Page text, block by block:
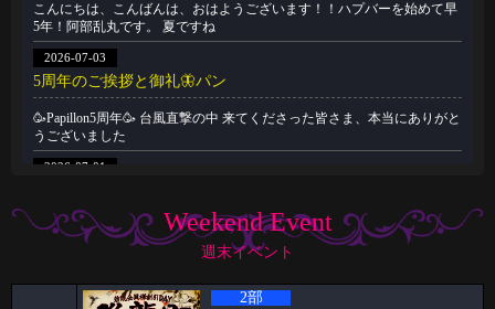
こんにちは、こんばんは、おはようございます！！ハプバーを始めて早
5年！阿部乱丸です。 夏ですね
2026-07-03
5周年のご挨拶と御礼🦋パン
🥳Papillon5周年🥳 台風直撃の中 来てくださった皆さま、本当にありがと
うございました
2026-07-01
🦋🉐女性様特典🉐🦋 🤩6月の抽選結果🤩 1等 11822 2等 7274 3等
祝🎊🎊5周年🦋🦋と雨の日の公園
Weekend Event
週末イベント
2部